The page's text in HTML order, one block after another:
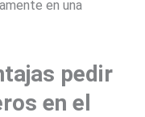
en una
pedir
en el